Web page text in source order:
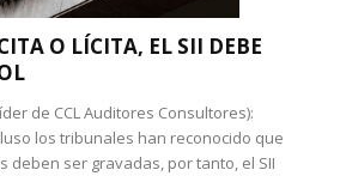
O LÍCITA, EL SII DEBE
de CCL Auditores Consultores):
los tribunales han reconocido que
deben ser gravadas, por tanto, el SII